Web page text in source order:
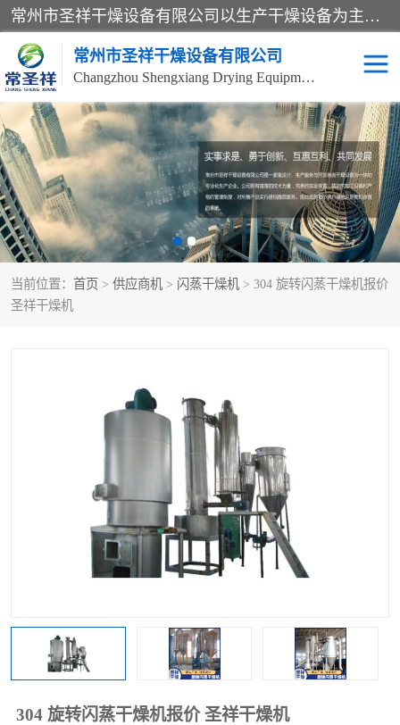
常州市圣祥干燥设备有限公司以生产干燥设备为主导产品，提供：干燥设备、干燥机、混合机、气流干燥机、烘箱、热风循环烘箱、沸腾干燥机、烘干机、喷雾干燥机等产品的生产、制造与销售服务。
常州市圣祥干燥设备有限公司
Changzhou Shengxiang Drying Equipment Co. , Ltd.
当前位置： 首页 > 供应商机 > 闪蒸干燥机 > 304 旋转闪蒸干燥机报价
圣祥干燥机
304 旋转闪蒸干燥机报价 圣祥干燥机
单锥真空干燥机 双锥真空干燥机
气流干燥机 滚筒刮板干燥机
干燥机 闪蒸干燥机
桨叶干燥机 高速混合机
单锥螺带真空干燥机 沸腾干燥机
方形圆形真空干燥机 真空耙式干燥机
热风循环烘箱 喷雾干燥机
振动流化床干燥机 盘式干燥机